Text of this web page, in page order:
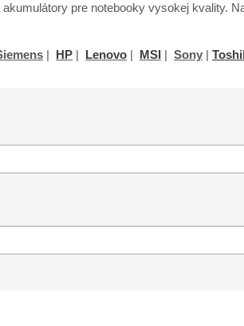
pre notebooky vysokej kvality.
| HP | Lenovo | MSI | Sony |